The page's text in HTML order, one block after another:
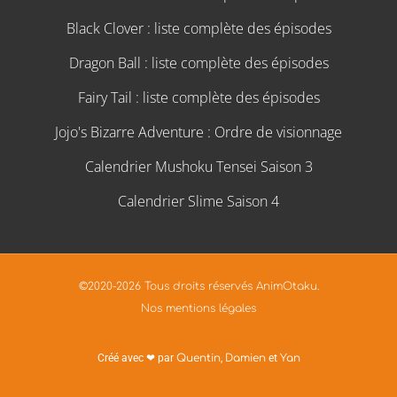
Black Clover : liste complète des épisodes
Dragon Ball : liste complète des épisodes
Fairy Tail : liste complète des épisodes
Jojo's Bizarre Adventure : Ordre de visionnage
Calendrier Mushoku Tensei Saison 3
Calendrier Slime Saison 4
©2020-2026 Tous droits réservés AnimOtaku.
Nos mentions légales
Créé avec ❤ par Quentin, Damienet Yan